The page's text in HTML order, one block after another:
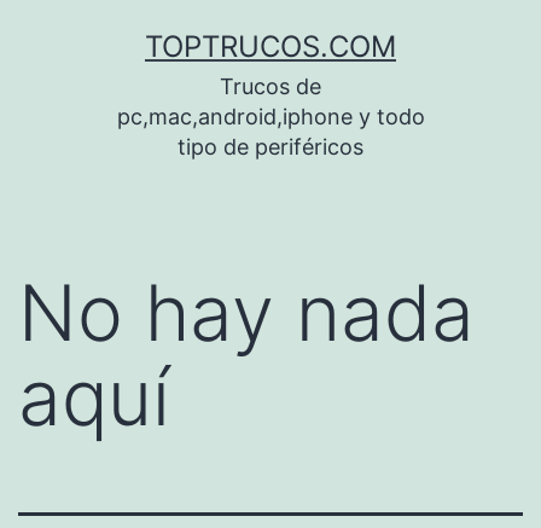
TOPTRUCOS.COM
Trucos de
pc,mac,android,iphone y todo
tipo de periféricos
No hay nada
aquí